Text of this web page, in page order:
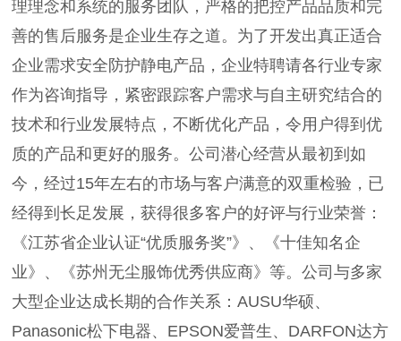
理理念和系统的服务团队，严格的把控产品品质和完
善的售后服务是企业生存之道。为了开发出真正适合
企业需求安全防护静电产品，企业特聘请各行业专家
作为咨询指导，紧密跟踪客户需求与自主研究结合的
技术和行业发展特点，不断优化产品，令用户得到优
质的产品和更好的服务。公司潜心经营从最初到如
今，经过15年左右的市场与客户满意的双重检验，已
经得到长足发展，获得很多客户的好评与行业荣誉：
《江苏省企业认证“优质服务奖”》、《十佳知名企
业》、《苏州无尘服饰优秀供应商》等。公司与多家
大型企业达成长期的合作关系：AUSU华硕、
Panasonic松下电器、EPSON爱普生、DARFON达方